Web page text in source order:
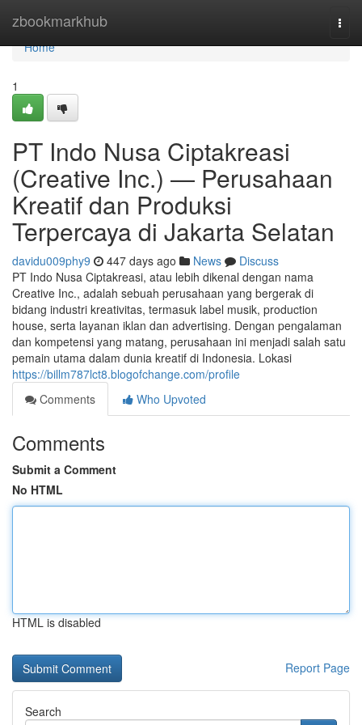
zbookmarkhub
Home
Home
1
PT Indo Nusa Ciptakreasi
(Creative Inc.) — Perusahaan
Kreatif dan Produksi
Terpercaya di Jakarta Selatan
davidu009phy9 447 days ago News
Discuss
PT Indo Nusa Ciptakreasi, atau lebih dikenal dengan nama
Creative Inc., adalah sebuah perusahaan yang bergerak di
bidang industri kreativitas, termasuk label musik, production
house, serta layanan iklan dan advertising. Dengan pengalaman
dan kompetensi yang matang, perusahaan ini menjadi salah satu
pemain utama dalam dunia kreatif di Indonesia. Lokasi
https://billm787lct8.blogofchange.com/profile
Comments
Who Upvoted
Comments
Submit a Comment
No HTML
HTML is disabled
Report Page
Search